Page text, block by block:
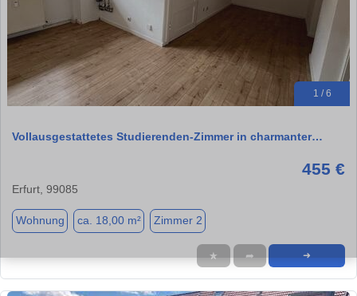
1 / 6
Vollausgestattetes Studierenden-Zimmer in charmanter…
455 €
Erfurt, 99085
Wohnung ca. 18,00 m² Zimmer 2
★ ➦ ➜